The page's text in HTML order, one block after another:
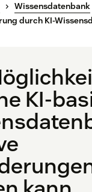
Wissensdatenbank
durch KI-
KI-